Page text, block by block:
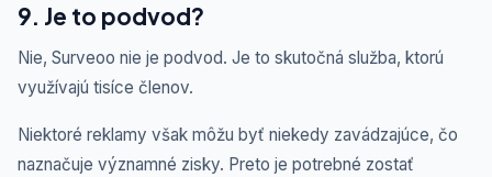
9. Je to podvod?
Nie, Surveoo nie je podvod. Je to skutočná služba, ktorú
využívajú tisíce členov.
Niektoré reklamy však môžu byť niekedy zavádzajúce, čo
naznačuje významné zisky. Preto je potrebné zostať